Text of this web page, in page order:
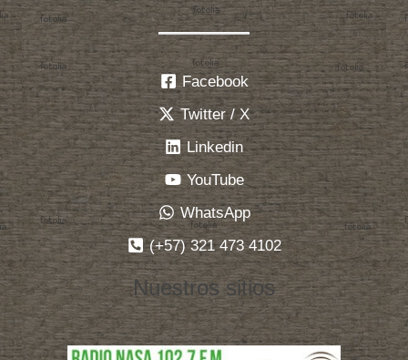
Facebook
Twitter / X
Linkedin
YouTube
WhatsApp
(+57) 321 473 4102
Nuestros sitios